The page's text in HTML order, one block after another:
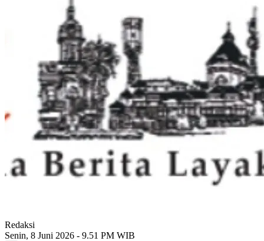
Redaksi
Senin, 8 Juni 2026 - 9.51 PM WIB